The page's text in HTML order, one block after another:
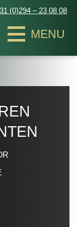
(0)294 – 23 08 08